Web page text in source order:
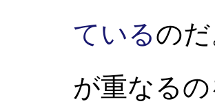
ているの
が重なる